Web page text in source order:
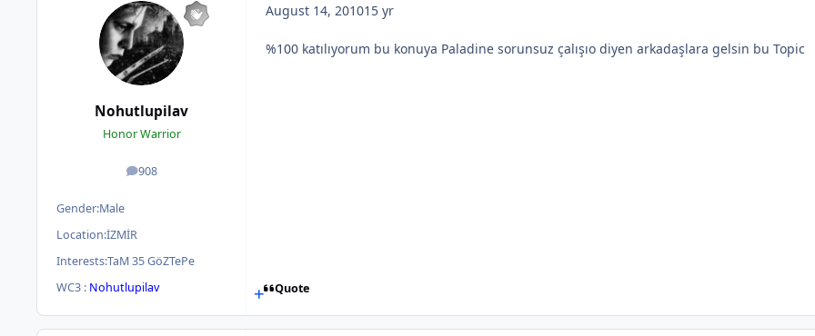
Nohutlupilav
Honor Warrior
908
posts
Gender:Male
Location:İZMİR
Interests:TaM 35 GöZTePe
WC3 : Nohutlupilav
August 14, 201015 yr
%100 katılıyorum bu konuya Paladine sorunsuz çalışıo diyen arkadaşlara gelsin bu Topic
Quote